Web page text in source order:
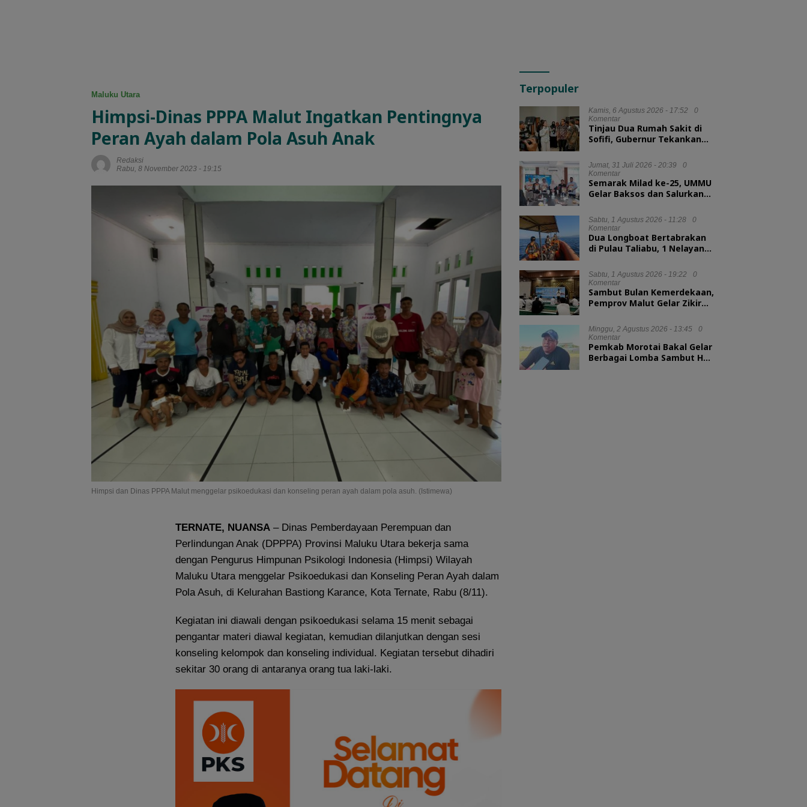
Maluku Utara
Himpsi-Dinas PPPA Malut Ingatkan Pentingnya
Peran Ayah dalam Pola Asuh Anak
Redaksi
Rabu, 8 November 2023 - 19:15
Himpsi dan Dinas PPPA Malut menggelar psikoedukasi dan konseling peran ayah dalam pola asuh. (Istimewa)
TERNATE, NUANSA – Dinas Pemberdayaan Perempuan dan
Perlindungan Anak (DPPPA) Provinsi Maluku Utara bekerja sama
dengan Pengurus Himpunan Psikologi Indonesia (Himpsi) Wilayah
Maluku Utara menggelar Psikoedukasi dan Konseling Peran Ayah dalam
Pola Asuh, di Kelurahan Bastiong Karance, Kota Ternate, Rabu (8/11).
Kegiatan ini diawali dengan psikoedukasi selama 15 menit sebagai
pengantar materi diawal kegiatan, kemudian dilanjutkan dengan sesi
konseling kelompok dan konseling individual. Kegiatan tersebut dihadiri
sekitar 30 orang di antaranya orang tua laki-laki.
Terpopuler
Kamis, 6 Agustus 2026 - 17:52
0
Komentar
Tinjau Dua Rumah Sakit di
Sofifi, Gubernur Tekankan
Kesehatan
Jumat, 31 Juli 2026 - 20:39
0
Komentar
Semarak Milad ke-25, UMMU
Gelar Baksos dan Salurkan
Mahasiswa Kurang Mampu
Sabtu, 1 Agustus 2026 - 11:28
0
Komentar
Dua Longboat Bertabrakan
di Pulau Taliabu, 1 Nelayan
Sabtu, 1 Agustus 2026 - 19:22
0
Komentar
Sambut Bulan Kemerdekaan,
Pemprov Malut Gelar Zikir
Minggu, 2 Agustus 2026 - 13:45
0
Komentar
Pemkab Morotai Bakal Gelar
Berbagai Lomba Sambut HUT